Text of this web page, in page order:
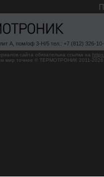
А, пом/оф 3-Н/5 тел.: +7 (812) 326-
сайта обязательна ссылка на
мир точнее © ТЕРМОТРОНИК 2011-2026